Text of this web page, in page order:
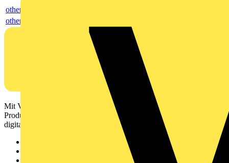
others
others
Mit Voltimum erhalten Elektrofachkräfte Zugang zu Branchennews,
Produktinformationen, Schulungen und Tools – alles auf einer
digitalen Plattform und Community.